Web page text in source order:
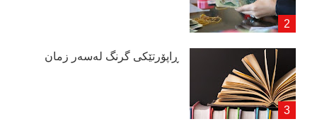
ڕاپۆرتێكی گرنگ لەسەر زمان